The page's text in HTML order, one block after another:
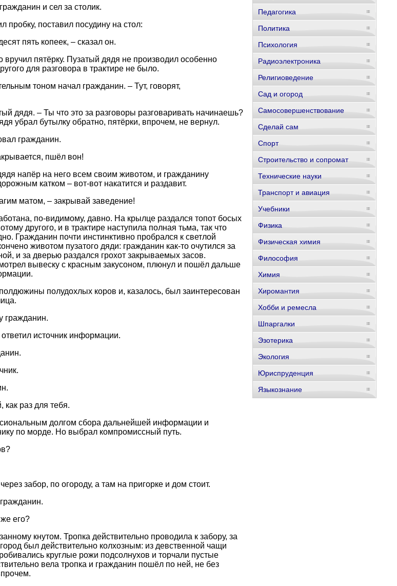
и сел за столик.
поставил посудину на стол:
пять копеек, – сказал он.
пятёрку. Пузатый дядя не производил особенно
для разговора в трактире не было.
тоном начал гражданин. – Тут, говорят,
дядя. – Ты что это за разговоры разговаривать начинаешь?
убрал бутылку обратно, пятёрки, впрочем, не вернул.
гражданин.
пшёл вон!
напёр на него всем своим животом, и гражданину
катком – вот-вот накатится и раздавит.
матом, – закрывай заведение!
по-видимому, давно. На крылце раздался топот босых
другого, и в трактире наступила полная тьма, так что
Гражданин почти инстинктивно пробрался к светлой
животом пузатого дяди: гражданин как-то очутился за
и за дверью раздался грохот закрываемых засов.
вывеску с красным закусоном, плюнул и пошёл дальше
полудохлых коров и, казалось, был заинтересован
гражданин.
источник информации.
как раз для тебя.
долгом сбора дальнейшей информации и
по морде. Но выбрал компромиссный путь.
забор, по огороду, а там на пригорке и дом стоит.
его?
кнутом. Тропка действительно проводила к забору, за
был действительно колхозным: из девственной чащи
круглые рожи подсолнухов и торчали пустые
вела тропка и гражданин пошёл по ней, не без
Педагогика
Политика
Психология
Радиоэлектроника
Религиоведение
Сад и огород
Самосовершенствование
Сделай сам
Спорт
Строительство и сопромат
Технические науки
Транспорт и авиация
Учебники
Физика
Физическая химия
Философия
Химия
Хиромантия
Хобби и ремесла
Шпаргалки
Эзотерика
Экология
Юриспруденция
Языкознание